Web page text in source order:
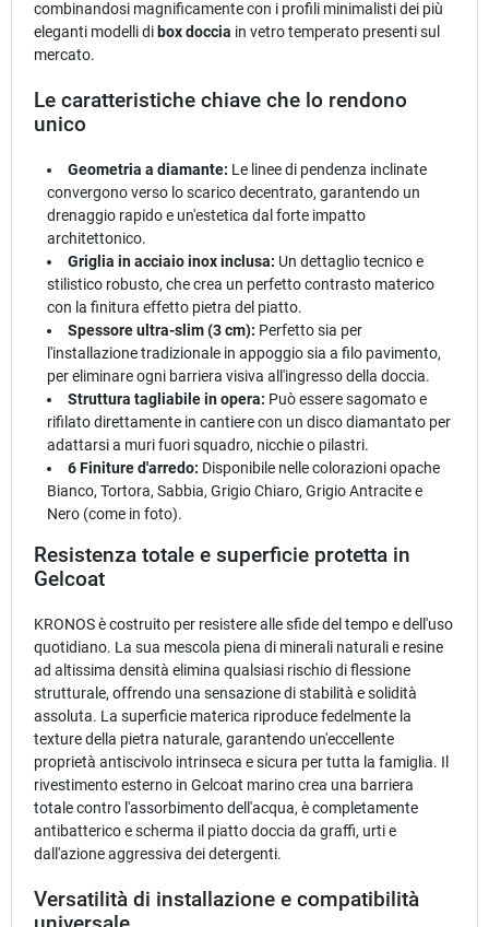
combinandosi magnificamente con i profili minimalisti dei più
eleganti modelli di box doccia in vetro temperato presenti sul
mercato.
Le caratteristiche chiave che lo rendono
unico
Geometria a diamante: Le linee di pendenza inclinate
convergono verso lo scarico decentrato, garantendo un
drenaggio rapido e un'estetica dal forte impatto
architettonico.
Griglia in acciaio inox inclusa: Un dettaglio tecnico e
stilistico robusto, che crea un perfetto contrasto materico
con la finitura effetto pietra del piatto.
Spessore ultra-slim (3 cm): Perfetto sia per
l'installazione tradizionale in appoggio sia a filo pavimento,
per eliminare ogni barriera visiva all'ingresso della doccia.
Struttura tagliabile in opera: Può essere sagomato e
rifilato direttamente in cantiere con un disco diamantato per
adattarsi a muri fuori squadro, nicchie o pilastri.
6 Finiture d'arredo: Disponibile nelle colorazioni opache
Bianco, Tortora, Sabbia, Grigio Chiaro, Grigio Antracite e
Nero (come in foto).
Resistenza totale e superficie protetta in
Gelcoat
KRONOS è costruito per resistere alle sfide del tempo e dell'uso
quotidiano. La sua mescola piena di minerali naturali e resine
ad altissima densità elimina qualsiasi rischio di flessione
strutturale, offrendo una sensazione di stabilità e solidità
assoluta. La superficie materica riproduce fedelmente la
texture della pietra naturale, garantendo un'eccellente
proprietà antiscivolo intrinseca e sicura per tutta la famiglia. Il
rivestimento esterno in Gelcoat marino crea una barriera
totale contro l'assorbimento dell'acqua, è completamente
antibatterico e scherma il piatto doccia da graffi, urti e
dall'azione aggressiva dei detergenti.
Versatilità di installazione e compatibilità